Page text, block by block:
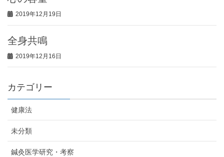
2019年12月19日
全身共鳴
2019年12月16日
カテゴリー
健康法
未分類
鍼灸医学研究・考察